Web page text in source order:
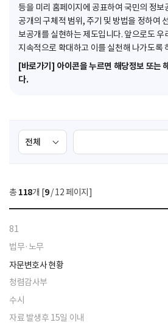
등을 미리 홈페이지에 공표하여 국민의 정보
공개의 구체적 범위, 주기 및 방법을 정하여
보공개를 실현하는 제도입니다. 앞으로도
지속적으로 확대하고 이를 실천해 나가도록
[바로가기] 아이콘을 누르면 해당정보 또는
다.
검
색
선
택
색
총 118개 [9/ 12 페이지]
81
법무·노무
자문변호사 현황
청렴감사부
수시
자료 발생후 15일 이내